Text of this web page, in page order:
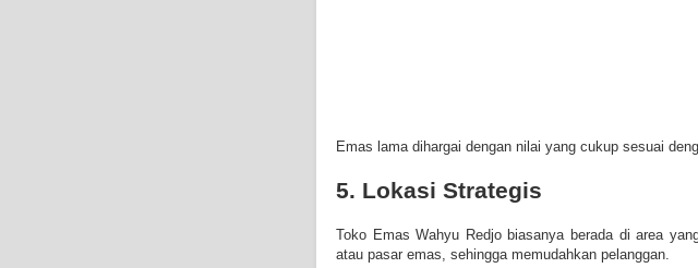
Emas lama dihargai dengan nilai yang cukup sesuai
5. Lokasi Strategis
Toko Emas Wahyu Redjo biasanya berada di area
atau pasar emas, sehingga memudahkan pelanggan.